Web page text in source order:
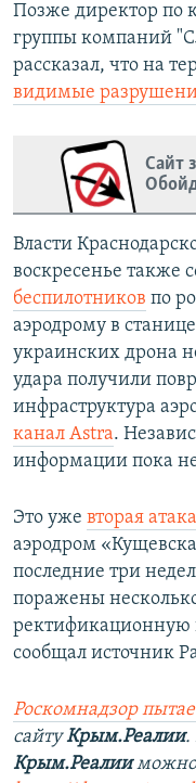
Позже директор по
группы компаний
рассказал, что на
видимые
Сайт
Власти
воскресенье также
беспилотников по
аэродрому в
украинских дрона
удара получили
инфраструктура
канал Astra.
информации пока
Это уже вторая
аэродром
последние три
поражены
ректификационную
сообщал источник
Роскомнадзор
сайтуКрым.Реалии.
Крым.Реалии